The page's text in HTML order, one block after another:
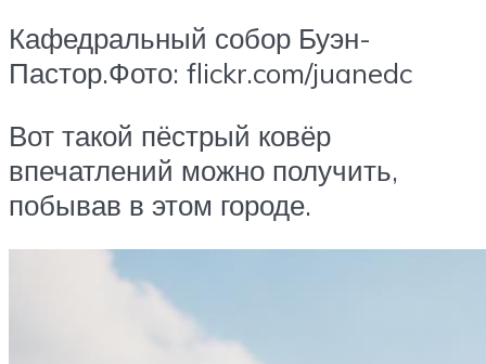
Кафедральный собор Буэн-
Пастор.Фото: flickr.com/juanedc
Вот такой пёстрый ковёр
впечатлений можно получить,
побывав в этом городе.